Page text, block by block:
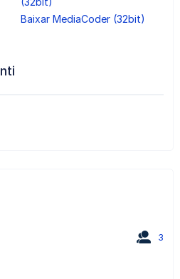
Baixar MediaCoder (32bit)
3